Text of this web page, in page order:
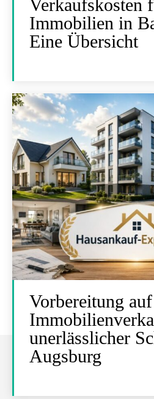
Verkaufskosten
Immobilien in
Eine Übersicht
Vorbereitung
unerlässlicher
Augsburg